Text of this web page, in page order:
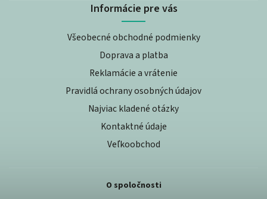
Informácie pre vás
Všeobecné obchodné podmienky
Doprava a platba
Reklamácie a vrátenie
Pravidlá ochrany osobných údajov
Najviac kladené otázky
Kontaktné údaje
Veľkoobchod
O spoločnosti